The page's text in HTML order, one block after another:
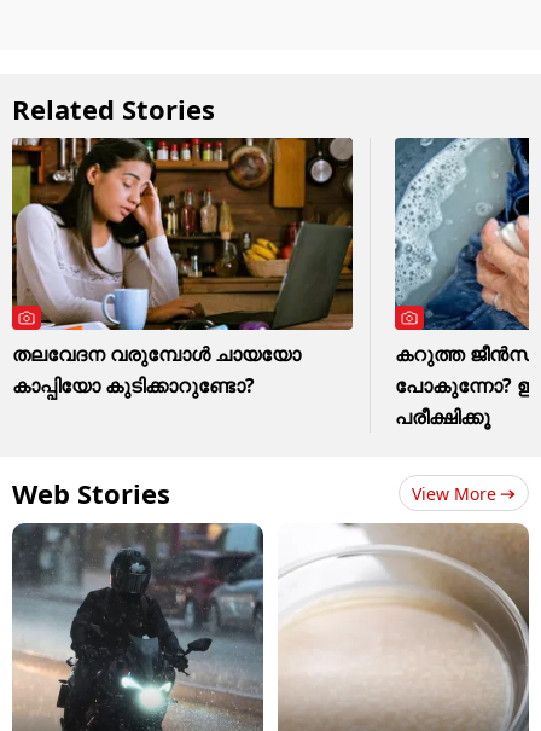
Related Stories
തലവേദന വരുമ്പോൾ ചായയോ
കാപ്പിയോ കുടിക്കാറുണ്ടോ?
കറുത്ത ജീൻസ്
പോകുന്നോ? ഈ
പരീക്ഷിക്കൂ
Web Stories View More